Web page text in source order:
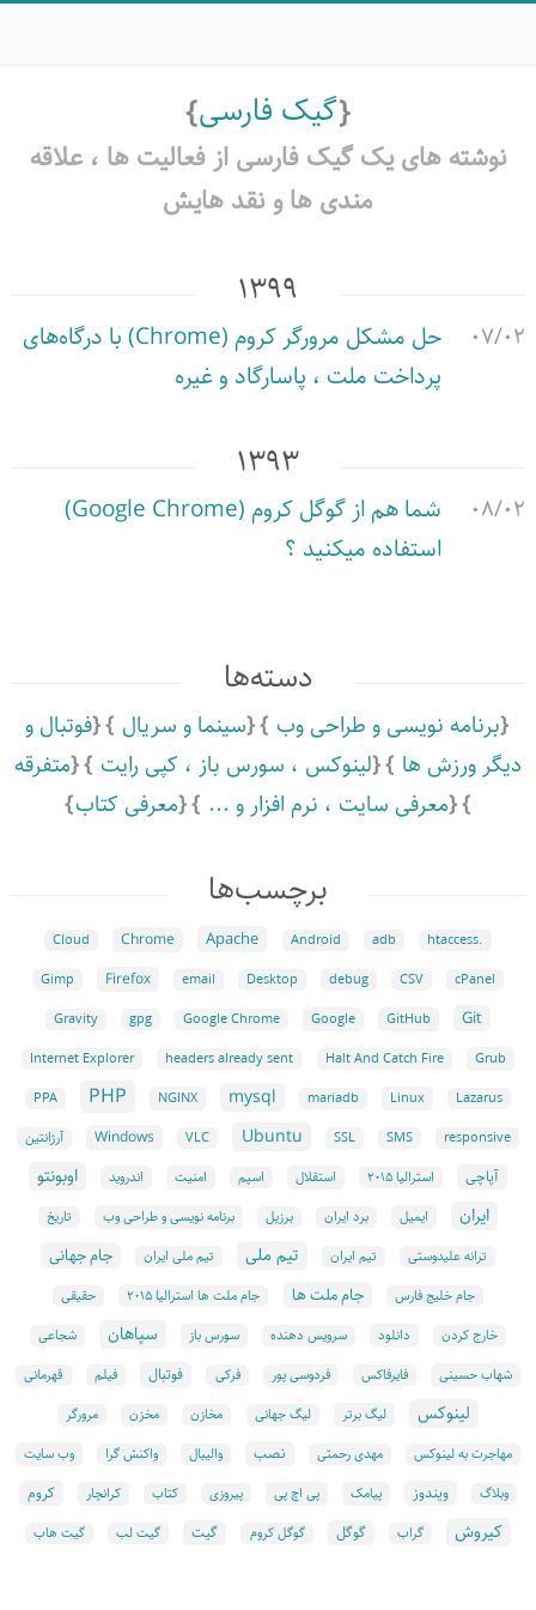
گیک فارسی
نوشته های یک گیک فارسی از فعالیت ها ،‌ علاقه
مندی ها و نقد هایش
۱۳۹۹
۰۷/۰۲
حل مشکل مرورگر کروم (Chrome) با درگاه‌های
پرداخت ملت ، پاسارگاد و غیره
۱۳۹۳
۰۸/۰۲
شما هم از گوگل کروم (Google Chrome)
استفاده میکنید ؟
دسته‌ها
برنامه نویسی و طراحی وب سینما و سریال
فوتبال و
دیگر ورزش ها
لینوکس ،‌ سورس باز ،‌ کپی رایت
متفرقه
معرفی سایت ،‌ نرم افزار و ...
معرفی کتاب
برچسب‌ها
.htaccess
adb
Android
Apache
Chrome
Cloud
cPanel
CSV
debug
Desktop
email
Firefox
Gimp
Git
GitHub
Google
Google Chrome
gpg
Gravity
Grub
Halt And Catch Fire
headers already sent
Internet Explorer
Lazarus
Linux
mariadb
mysql
NGINX
PHP
PPA
responsive
SMS
SSL
Ubuntu
VLC
Windows آرژانتین
آپاچی استرالیا ۲۰۱۵ استقلال اسپم امنیت اندروید
اوبونتو
ایران
ایمیل برد ایران برزیل برنامه نویسی و طراحی وب
تاریخ
ترانه علیدوستی
تیم ایران تیم ملی تیم ملی ایران جام جهانی
جام خلیج فارس جام ملت ها جام ملت ها استرالیا ۲۰۱۵
حقیقی
خارج کردن
دانلود سرویس دهنده سورس باز سپاهان شجاعی
شهاب حسینی فایرفاکس فردوسی پور فرکی فوتبال فیلم قهرمانی
لینوکس لیگ برتر لیگ جهانی مخازن مخزن
مرورگر
مهاجرت به لینوکس
مهدی رحمتی نصب والیبال واکنش گرا وب سایت
وبلاگ ویندوز پیامک پی اچ پی پیروزی کتاب کرانچار کروم
کیروش گراب گوگل گوگل کروم گیت گیت لب گیت هاب